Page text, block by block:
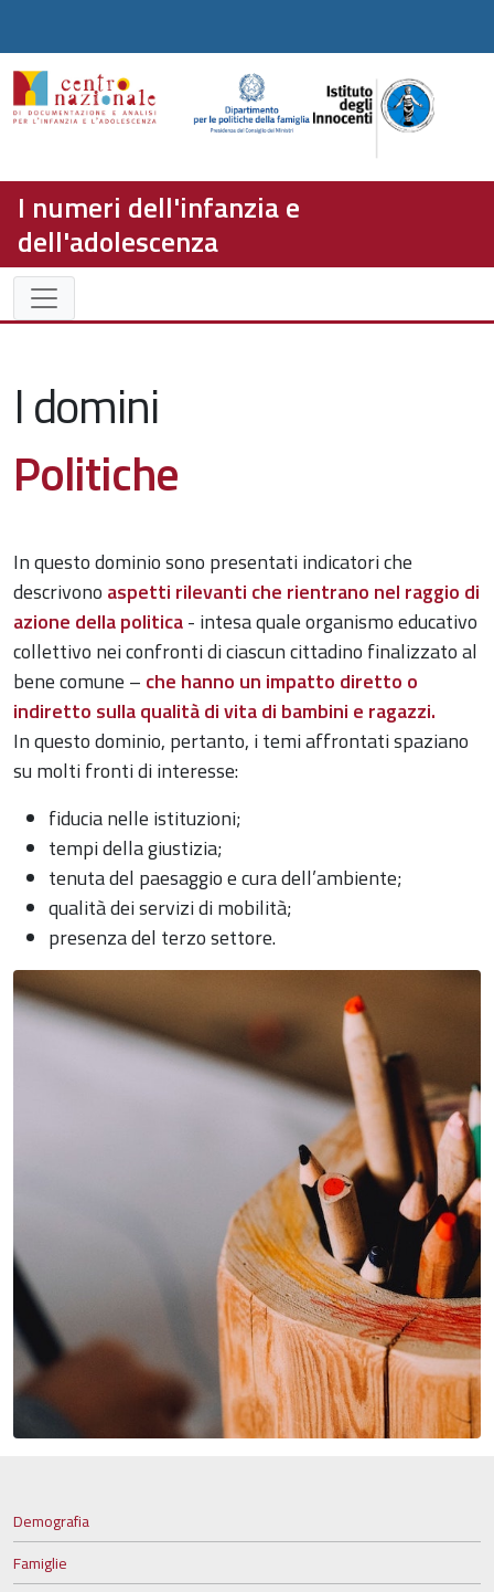
I numeri dell'infanzia e
dell'adolescenza
I domini
Politiche
In questo dominio sono presentati indicatori che
descrivono aspetti rilevanti che rientrano nel raggio di
azione della politica- intesa quale organismo educativo
collettivo nei confronti di ciascun cittadino finalizzato al
bene comune – che hanno un impatto diretto o
indiretto sulla qualità di vita di bambini e ragazzi.
In questo dominio, pertanto, i temi affrontati spaziano
su molti fronti di interesse:
fiducia nelle istituzioni;
tempi della giustizia;
tenuta del paesaggio e cura dell’ambiente;
qualità dei servizi di mobilità;
presenza del terzo settore.
Demografia
Famiglie